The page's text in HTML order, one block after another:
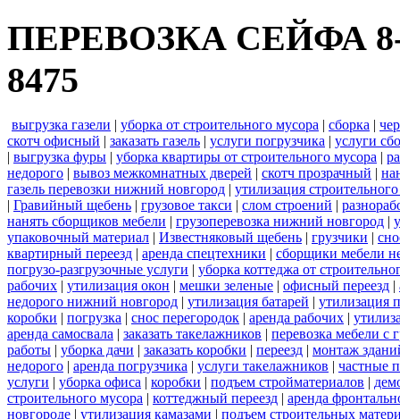
ПЕРЕВОЗКА СЕЙФА 8-
8475
выгрузка газели | уборка от строительного мусора | сборка |
скотч офисный | заказать газель | услуги погрузчика | услуги
| выгрузка фуры | уборка квартиры от строительного мусора |
недорого | вывоз межкомнатных дверей | скотч прозрачный |
газель перевозки нижний новгород | утилизация
| Гравийный щебень | грузовое такси | слом строений |
нанять сборщиков мебели | грузоперевозка нижний новгород |
упаковочный материал | Известняковый щебень | грузчики |
квартирный переезд | аренда спецтехники | сборщики мебели
погрузо-разгрузочные услуги | уборка коттеджа от
рабочих | утилизация окон | мешки зеленые | офисный переезд |
недорого нижний новгород | утилизация батарей | утилизация
коробки | погрузка | снос перегородок | аренда рабочих |
аренда самосвала | заказать такелажников | перевозка мебели с
работы | уборка дачи | заказать коробки | переезд | монтаж
недорого | аренда погрузчика | услуги такелажников | частные
услуги | уборка офиса | коробки | подъем стройматериалов |
строительного мусора | коттеджный переезд | аренда
новгороде | утилизация камазами | подъем строительных